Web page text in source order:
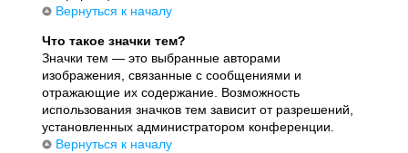
Вернуться к началу
Что такое значки тем?
Значки тем — это выбранные авторами
изображения, связанные с сообщениями и
отражающие их содержание. Возможность
использования значков тем зависит от разрешений,
установленных администратором конференции.
Вернуться к началу